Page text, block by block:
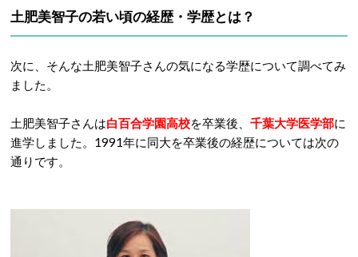
土肥美智子の若い頃の経歴・学歴とは？
次に、そんな土肥美智子さんの気になる学歴について調べてみ
ました。
土肥美智子さんは白百合学園高校を卒業後、 千葉大学医学部に
進学しました。1991年に同大を卒業後の経歴については次の
通りです。